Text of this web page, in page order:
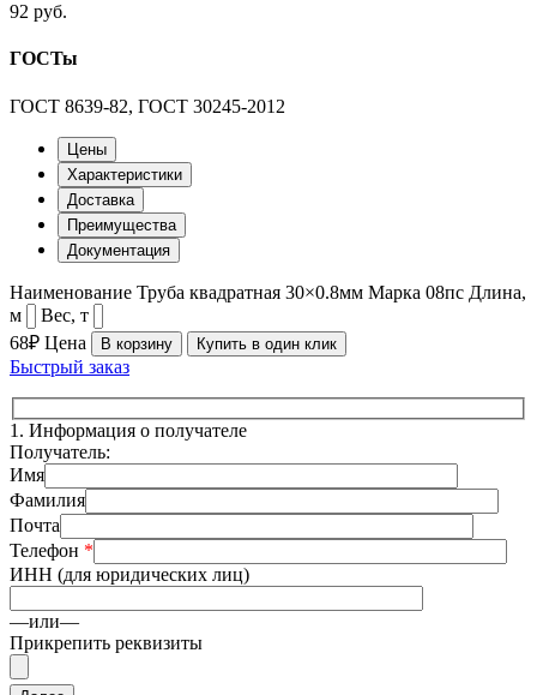
92 руб.
ГОСТы
ГОСТ 8639-82, ГОСТ 30245-2012
Цены
Характеристики
Доставка
Преимущества
Документация
Наименование Труба квадратная 30×0.8мм Марка 08пс Длина,
м
Вес, т
68₽ Цена В корзину Купить в один клик
Быстрый заказ
1. Информация о получателе
Получатель:
Имя
Фамилия
Почта
Телефон *
ИНН (для юридических лиц)
—или—
Прикрепить реквизиты